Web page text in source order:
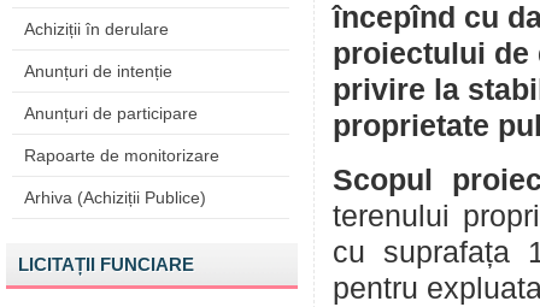
Achiziții în derulare
Anunțuri de intenție
Anunțuri de participare
Rapoarte de monitorizare
Arhiva (Achiziții Publice)
LICITAȚII FUNCIARE
începînd cu
proiectului de
privire la
proprietate
Scopul
terenului
cu suprafața
pentru